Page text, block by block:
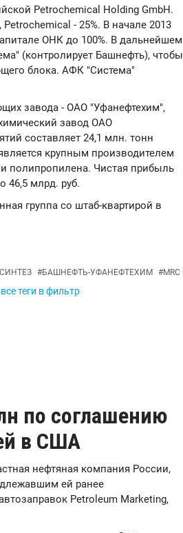
Petrochemical Holding GmbH.
- 25%. В начале 2013
ОНК до 100%. В дальнейшем
(контролирует Башнефть), чтобы
блока. АФК "Система"
завода - ОАО "Уфанефтехим",
завод ОАО
составляет 24,1 млн. тонн
крупным производителем
полипропилена. Чистая прибыль
46,5 млрд. руб.
группа со штаб-квартирой в
#БАШНЕФТЬ-УФАНЕФТЕХИМ #MRC
теги в фильтр
по соглашению
в США
нефтяная компания России,
ей ранее
Petroleum Marketing,